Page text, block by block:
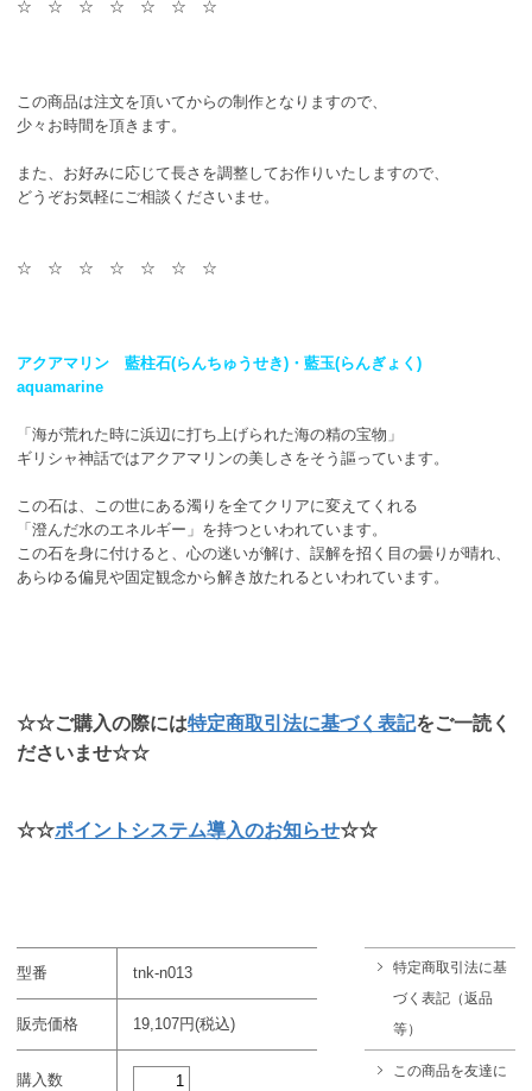
☆ ☆ ☆ ☆ ☆ ☆ ☆
この商品は注文を頂いてからの制作となりますので、
少々お時間を頂きます。
また、お好みに応じて長さを調整してお作りいたしますので、
どうぞお気軽にご相談くださいませ。
☆ ☆ ☆ ☆ ☆ ☆ ☆
アクアマリン 藍柱石(らんちゅうせき)・藍玉(らんぎょく)
aquamarine
「海が荒れた時に浜辺に打ち上げられた海の精の宝物」
ギリシャ神話ではアクアマリンの美しさをそう謳っています。
この石は、この世にある濁りを全てクリアに変えてくれる
「澄んだ水のエネルギー」を持つといわれています。
この石を身に付けると、心の迷いが解け、誤解を招く目の曇りが晴れ、
あらゆる偏見や固定観念から解き放たれるといわれています。
☆☆ご購入の際には特定商取引法に基づく表記をご一読く
ださいませ☆☆
☆☆ポイントシステム導入のお知らせ☆☆
型番 tnk-n013
販売価格 19,107円(税込)
購入数
特定商取引法に基
づく表記（返品
等）
この商品を友達に